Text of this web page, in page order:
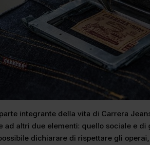
parte integrante della vita di Carrera
ad altri due elementi: quello sociale e di
dichiarare di rispettare gli